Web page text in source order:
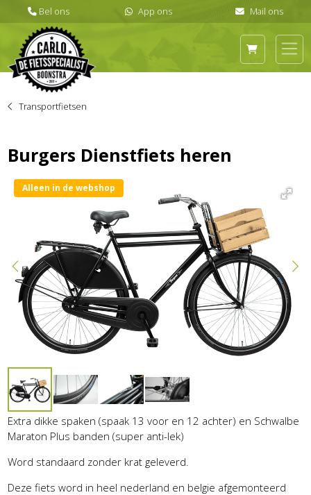
Transportfietsen
Burgers Dienstfiets heren
Alleen in de webshop
Extra dikke spaken (spaak 13 voor en 12 achter) en Schwalbe
Maraton Plus banden (super anti-lek)
Word standaard zonder krat geleverd.
Deze fiets word in heel nederland en belgie afgemonteerd